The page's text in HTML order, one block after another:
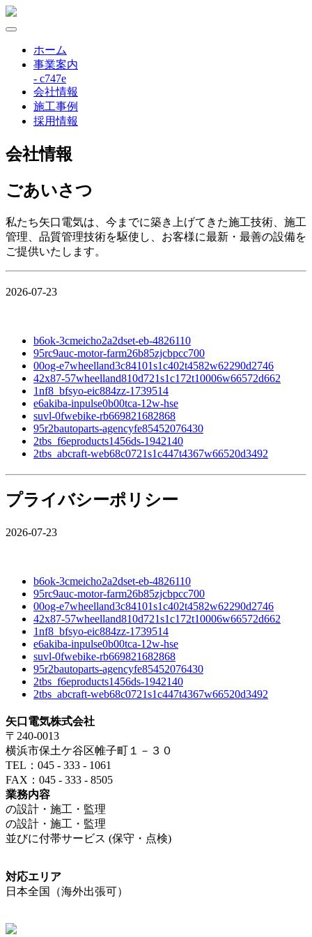
ホーム
事業案内
- c747e
会社情報
施工事例
採用情報
会社情報
ごあいさつ
私たち矢口電気は、今までに築き上げてきた施工技術、施工
管理、品質管理技術を駆使し、お客様に最新・最善の設備を
ご提供いたします。
2026-07-23
b6ok-3cmeicho2a2dset-eb-4826110
95rc9auc-motor-farm26b85zjcbpcc700
00og-e7wheelland3c84101s1c402t4582w62290d2746
42x87-57wheelland810d721s1c172t10006w66572d662
1nf8_bfsyo-eic884zz-1739514
e6akiba-inpulse0b00tca-12w-hse
suvl-0fwebike-rb669821682868
95r2bautoparts-agencyfe85452076430
2tbs_f6eproducts1456ds-1942140
2tbs_abcraft-web68c0721s1c447t4367w66520d3492
プライバシーポリシー
2026-07-23
b6ok-3cmeicho2a2dset-eb-4826110
95rc9auc-motor-farm26b85zjcbpcc700
00og-e7wheelland3c84101s1c402t4582w62290d2746
42x87-57wheelland810d721s1c172t10006w66572d662
1nf8_bfsyo-eic884zz-1739514
e6akiba-inpulse0b00tca-12w-hse
suvl-0fwebike-rb669821682868
95r2bautoparts-agencyfe85452076430
2tbs_f6eproducts1456ds-1942140
2tbs_abcraft-web68c0721s1c447t4367w66520d3492
矢口電気株式会社
〒240-0013
横浜市保土ケ谷区帷子町１－３０
TEL：045 - 333 - 1061
FAX：045 - 333 - 8505
業務内容
の設計・施工・監理
の設計・施工・監理
並びに付帯サービス (保守・点検)
対応エリア
日本全国（海外出張可）